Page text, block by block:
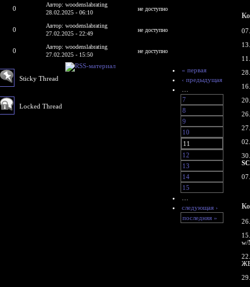
0
Автор: woodenslabrating
28.02.2025 - 06:10
не доступно
0
Автор: woodenslabrating
27.02.2025 - 22:49
не доступно
0
Автор: woodenslabrating
27.02.2025 - 15:50
не доступно
Sticky Thread
Locked Thread
« первая
‹ предыдущая
7
8
9
10
11
12
13
14
15
следующая ›
последняя »
w/